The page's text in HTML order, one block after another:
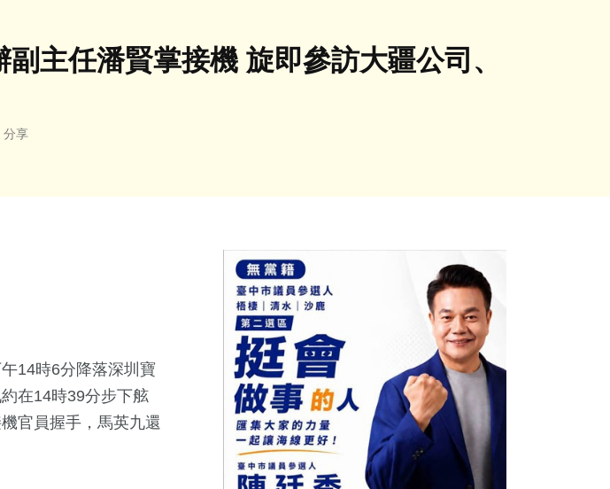
主任潘賢掌接機 旋即參訪大疆公司、
分享
14時6分降落深圳寶
在14時39分步下舷
官員握手，馬英九還